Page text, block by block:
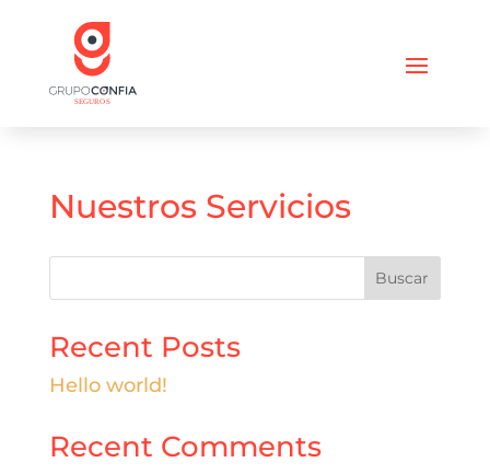
Nuestros Servicios
Buscar
Recent Posts
Hello world!
Recent Comments